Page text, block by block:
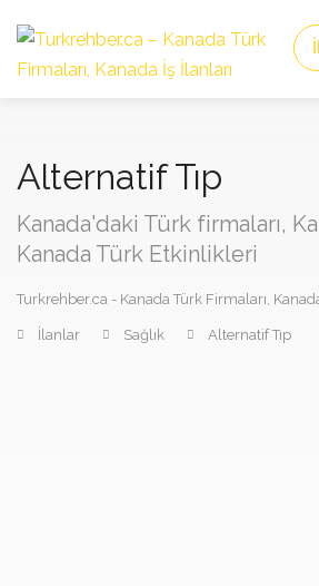
Alternatif Tıp
Kanada'daki Türk firmaları,
Kanada Türk Etkinlikleri
Turkrehber.ca - Kanada Türk Firmaları,
İlanlar Sağlık Alternatif Tıp